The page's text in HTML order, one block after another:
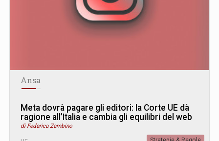
Ansa
Meta dovrà pagare gli editori: la Corte UE dà
ragione all’Italia e cambia gli equilibri del web
di Federica Zambino